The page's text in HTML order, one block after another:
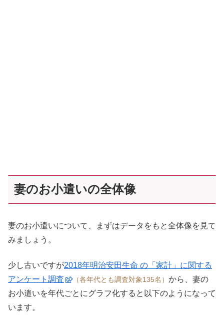
妻のお小遣いの全体像
妻のお小遣いについて、まずはデータをもと全体像を見て
みましょう。
少し古いですが2018年明治安田生命 の「家計」に関する
アンケート調査
（各年代とも調査対象135名） から、妻の
お小遣いを年代ごとにグラフ化すると以下のようになって
います。